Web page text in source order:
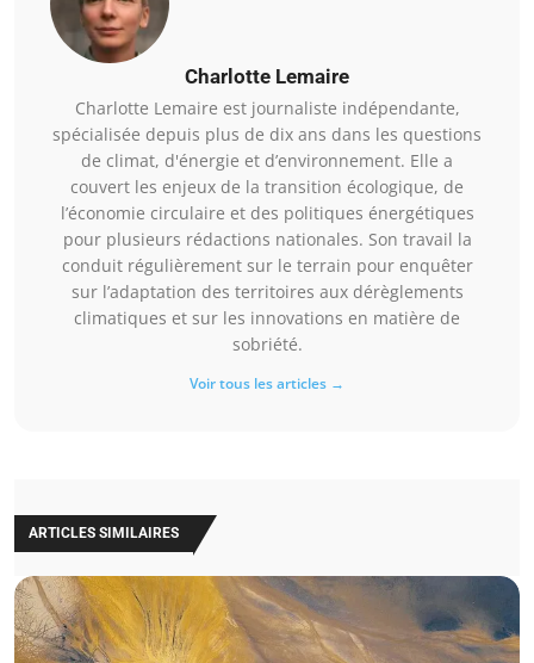
Charlotte Lemaire
Charlotte Lemaire est journaliste indépendante,
spécialisée depuis plus de dix ans dans les questions
de climat, d'énergie et d’environnement. Elle a
couvert les enjeux de la transition écologique, de
l’économie circulaire et des politiques énergétiques
pour plusieurs rédactions nationales. Son travail la
conduit régulièrement sur le terrain pour enquêter
sur l’adaptation des territoires aux dérèglements
climatiques et sur les innovations en matière de
sobriété.
Voir tous les articles →
ARTICLES SIMILAIRES